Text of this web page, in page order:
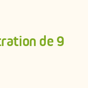
de 9